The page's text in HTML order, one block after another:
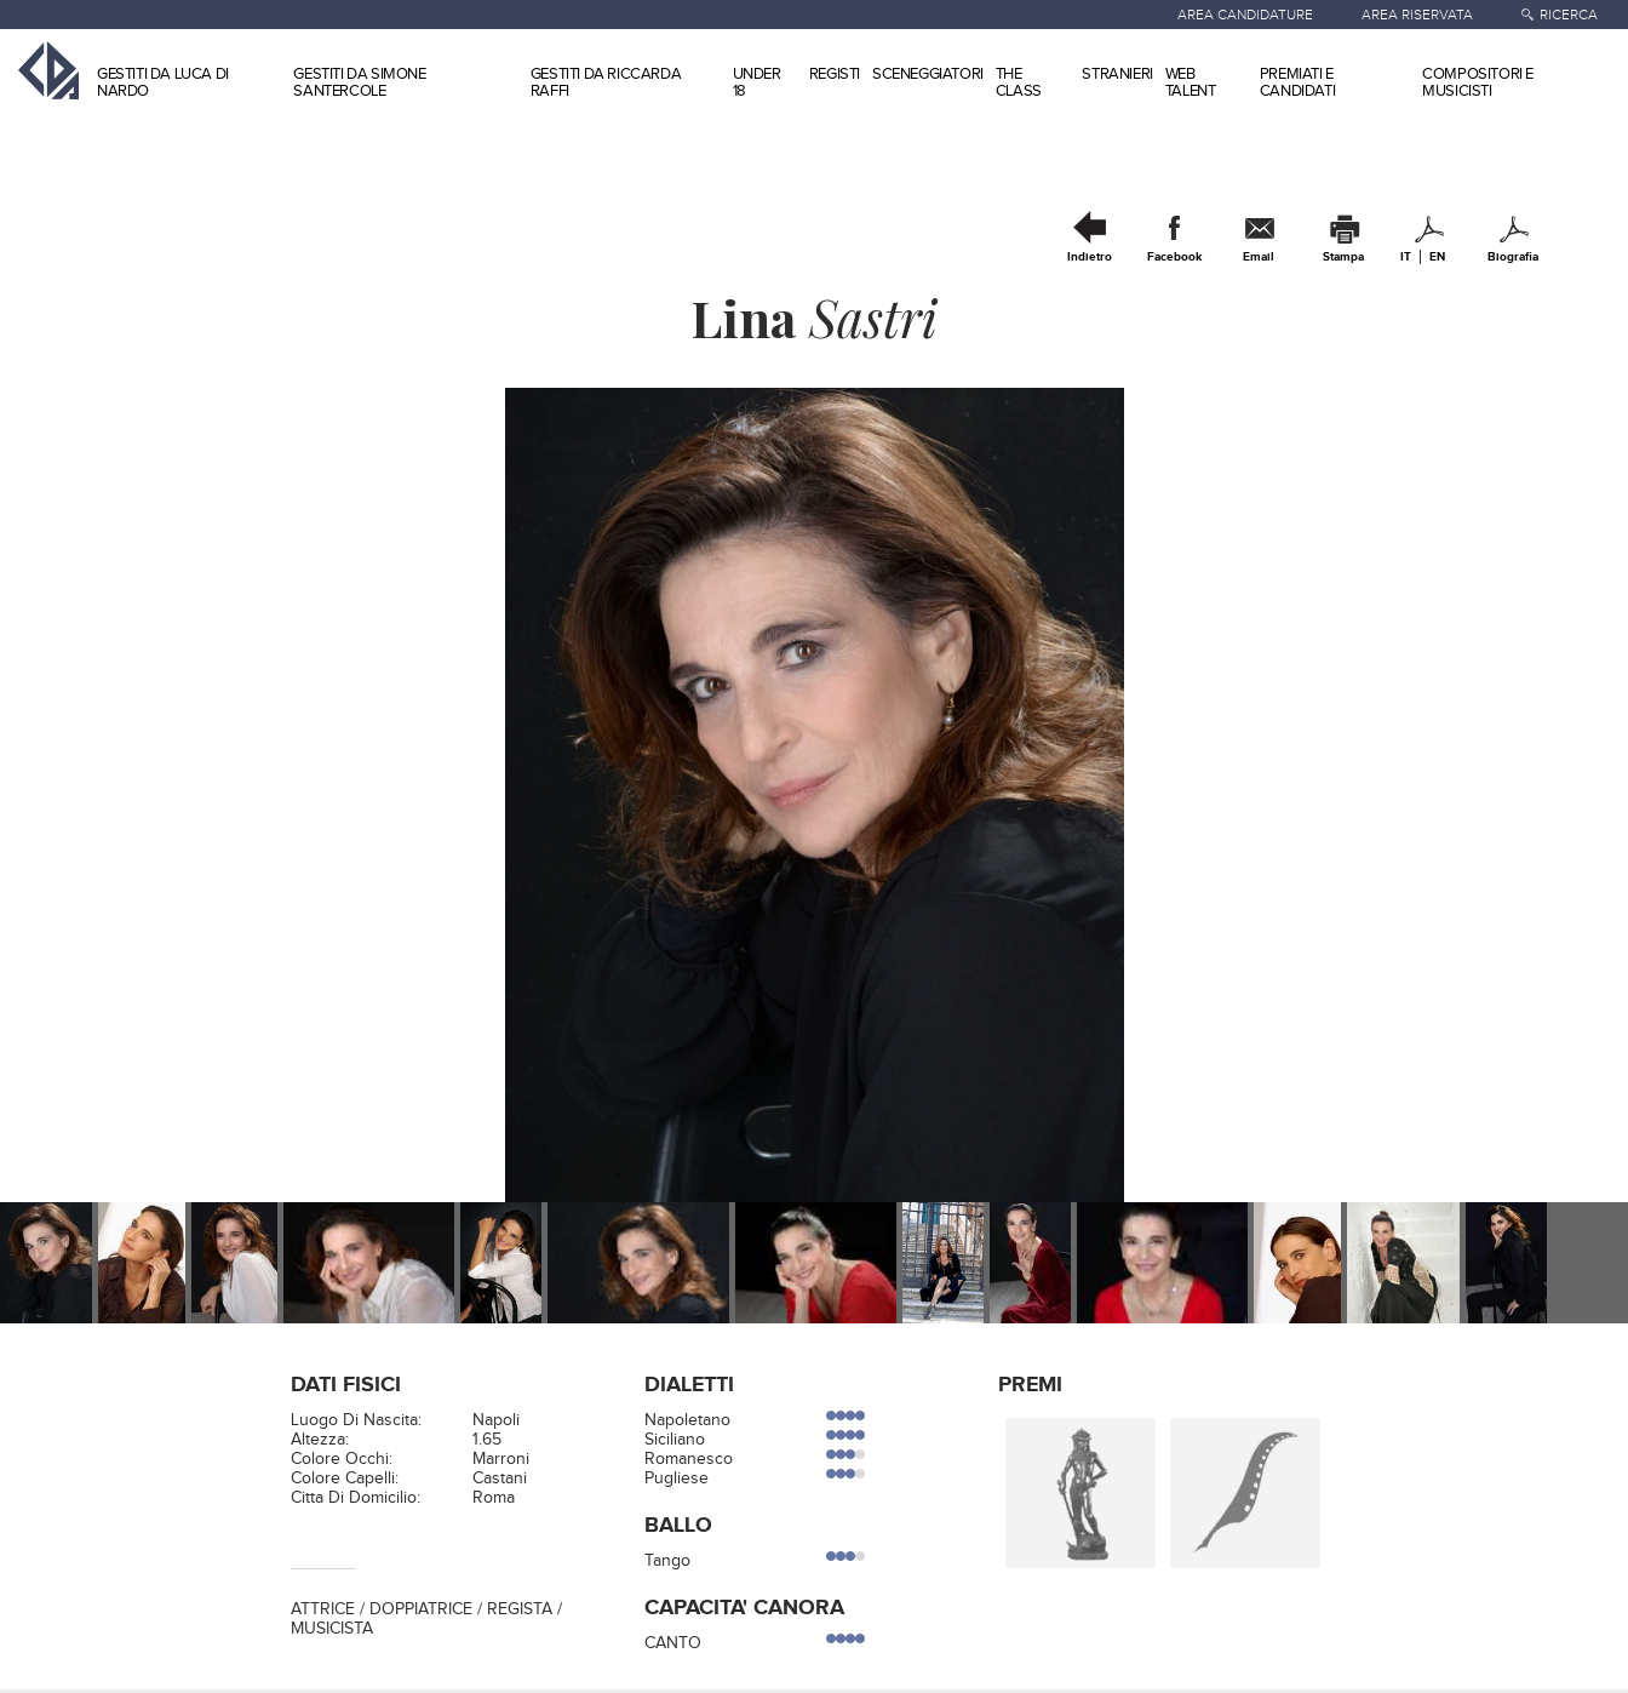
AREA CANDIDATURE AREA RISERVATA RICERCA
GESTITI DA LUCA DI
NARDO
GESTITI DA SIMONE
SANTERCOLE
GESTITI DA RICCARDA
RAFFI
UNDER
18
REGISTI SCENEGGIATORI
THE
CLASS
STRANIERI
WEB
TALENT
PREMIATI E
CANDIDATI
COMPOSITORI E
MUSICISTI
Indietro Facebook Email Stampa IT EN Biografia
LinaSastri
DATI FISICI
Luogo Di Nascita:
Napoli
Altezza:
1.65
Colore Occhi:
Marroni
Colore Capelli:
Castani
Citta Di Domicilio:
Roma
ATTRICE / DOPPIATRICE / REGISTA /
MUSICISTA
DIALETTI
Napoletano
Siciliano
Romanesco
Pugliese
BALLO
Tango
CAPACITA' CANORA
CANTO
PREMI